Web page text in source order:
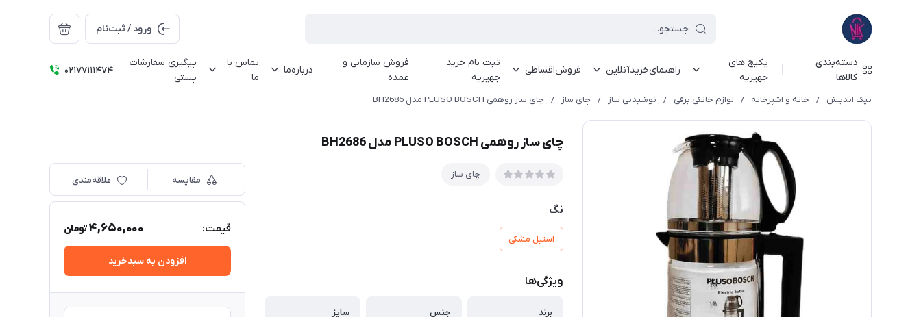
ورود / ثبت‌نام
دسته‌بندی
کالاها
پکیج های
جهیزیه
راهنمای‌خرید‌آنلاین فروش‌اقساطی
ثبت نام خرید
جهیزیه
فروش سازمانی و
عمده
درباره‌ما
تماس با
ما
پیگیری سفارشات
پستی
02177111474
نیک اندیش / خانه و آشپزخانه / لوازم خانگی برقی / نوشیدنی ساز / چای ساز / چای ساز روهمی PLUSO BOSCH مدل BH2686
چای ساز روهمی PLUSO BOSCH مدل BH2686
چای ساز
نگ
استیل مشکی
ویژگی‌ها
برند
جنس
سایز
مقایسه علاقه‌مندی
قیمت: 4,650,000تومان
افزودن به سبدخرید